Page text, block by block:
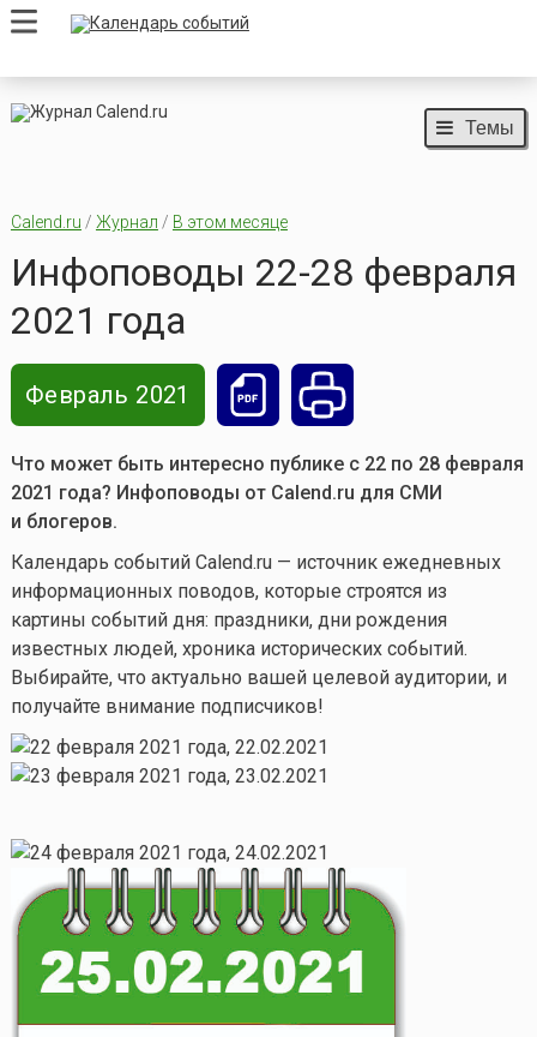
Темы
Calend.ru / Журнал / В этом месяце
Инфоповоды 22-28 февраля
2021 года
Февраль 2021
Что может быть интересно публике с 22 по 28 февраля
2021 года? Инфоповоды от Calend.ru для СМИ
и блогеров.
Календарь событий Calend.ru — источник ежедневных
информационных поводов, которые строятся из
картины событий дня: праздники, дни рождения
известных людей, хроника исторических событий.
Выбирайте, что актуально вашей целевой аудитории, и
получайте внимание подписчиков!